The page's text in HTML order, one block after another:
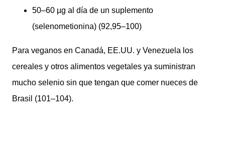
50–60 µg al día de un suplemento
(selenometionina) (92,95–100)
Para veganos en Canadá, EE.UU. y Venezuela los
cereales y otros alimentos vegetales ya suministran
mucho selenio sin que tengan que comer nueces de
Brasil (101–104).